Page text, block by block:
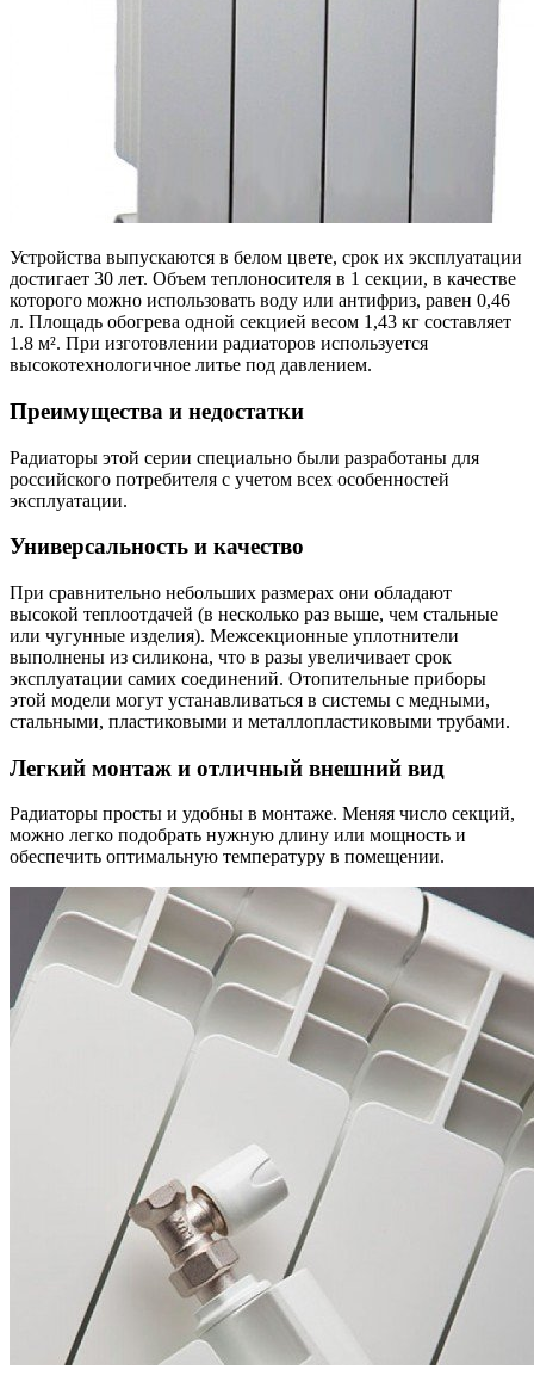
Устройства выпускаются в белом цвете, срок их эксплуатации
достигает 30 лет. Объем теплоносителя в 1 секции, в качестве
которого можно использовать воду или антифриз, равен 0,46
л. Площадь обогрева одной секцией весом 1,43 кг составляет
1.8 м². При изготовлении радиаторов используется
высокотехнологичное литье под давлением.
Преимущества и недостатки
Радиаторы этой серии специально были разработаны для
российского потребителя с учетом всех особенностей
эксплуатации.
Универсальность и качество
При сравнительно небольших размерах они обладают
высокой теплоотдачей (в несколько раз выше, чем стальные
или чугунные изделия). Межсекционные уплотнители
выполнены из силикона, что в разы увеличивает срок
эксплуатации самих соединений. Отопительные приборы
этой модели могут устанавливаться в системы с медными,
стальными, пластиковыми и металлопластиковыми трубами.
Легкий монтаж и отличный внешний вид
Радиаторы просты и удобны в монтаже. Меняя число секций,
можно легко подобрать нужную длину или мощность и
обеспечить оптимальную температуру в помещении.